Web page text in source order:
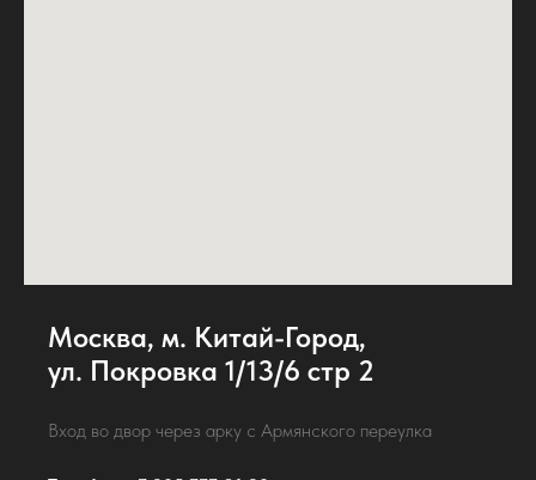
Москва, м. Китай-Город,
ул. Покровка 1/13/6 стр 2
Вход во двор через арку с Армянского переулка